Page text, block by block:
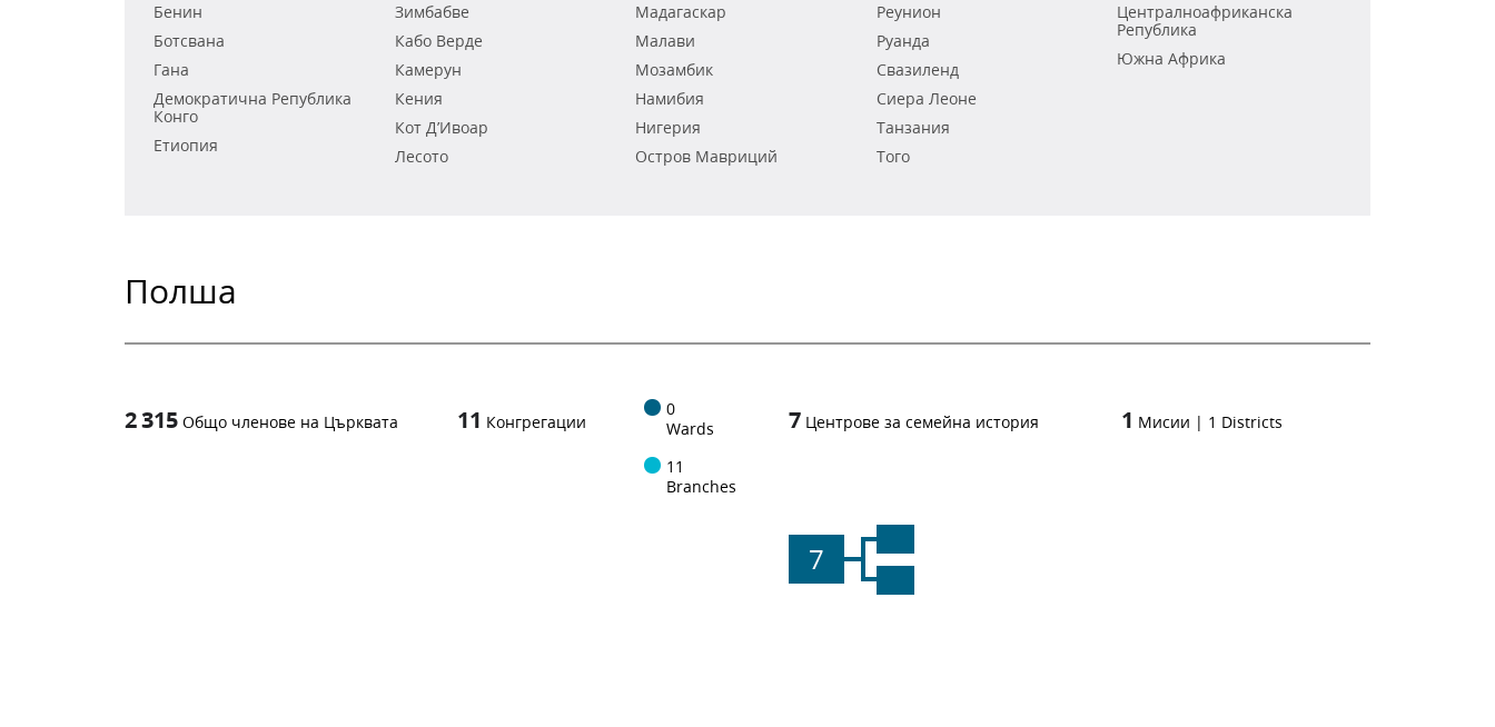
Бенин
Ботсвана
Гана
Демократична Република
Конго
Етиопия
Зимбабве
Кабо Верде
Камерун
Кения
Кот Д’Ивоар
Лесото
Мадагаскар
Малави
Мозамбик
Намибия
Нигерия
Остров Мавриций
Реунион
Руанда
Свазиленд
Сиера Леоне
Танзания
Того
Централноафриканска
Република
Южна Африка
Полша
2 315 Общо членове на Църквата 11 Конгрегации
0
Wards
11
Branches
7 Центрове за семейна история
7
1 Мисии | 1 Districts